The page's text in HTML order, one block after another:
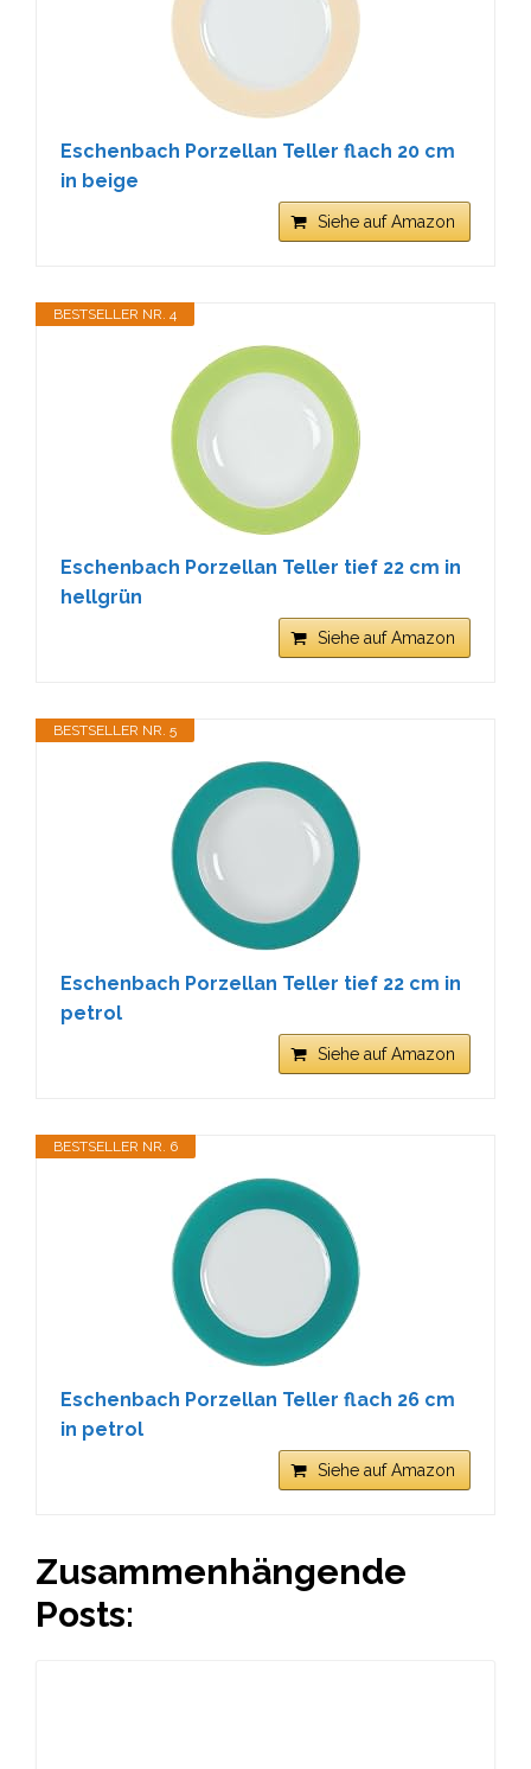
Eschenbach Porzellan Teller flach 20 cm
in beige
Siehe auf Amazon
BESTSELLER NR. 4
Eschenbach Porzellan Teller tief 22 cm in
hellgrün
Siehe auf Amazon
BESTSELLER NR. 5
Eschenbach Porzellan Teller tief 22 cm in
petrol
Siehe auf Amazon
BESTSELLER NR. 6
Eschenbach Porzellan Teller flach 26 cm
in petrol
Siehe auf Amazon
Zusammenhängende
Posts: